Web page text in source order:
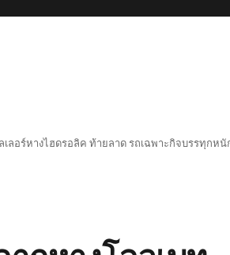
เลอร์หางไฮดรอลิค ท้ายลาด รถเฉพาะกิจบรรทุ